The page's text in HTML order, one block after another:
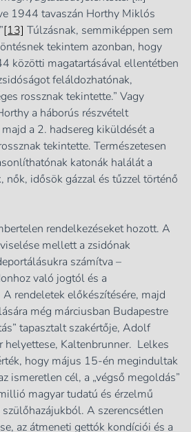
1944 tavaszán Horthy Miklós
[13] Túlzásnak, semmiképpen sem
tekintem azonban, hogy
közötti magatartásával ellentétben
feláldozhatónak,
rossznak tekintette.” Vagy
a háborús részvételt
a 2. hadsereg kiküldését a
tekintette. Természetesen
katonák halálát a
nők, idősök gázzal és tűzzel történő
rendelkezéseket hozott. A
mellett a zsidónak
számítva –
való jogtól és a
rendeletek előkészítésére, majd
még márciusban Budapestre
tapasztalt szakértője, Adolf
helyettese, Kaltenbrunner. Lelkes
hogy május 15-én megindultak
ismeretlen cél, a „végső megoldás”
magyar tudatú és érzelmű
A szerencsétlen
az átmeneti gettók kondíciói és a